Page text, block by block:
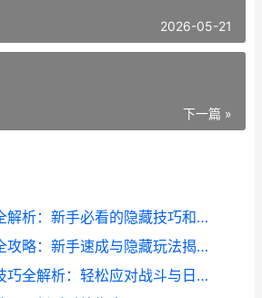
2026-05-21
下一篇 »
逆水寒内城站位全解析：新手必看的隐藏技巧和实战心得
逆水寒华丽古风全攻略：新手速成与隐藏玩法揭秘
逆水寒坐下抬手技巧全解析：轻松应对战斗与日常任务